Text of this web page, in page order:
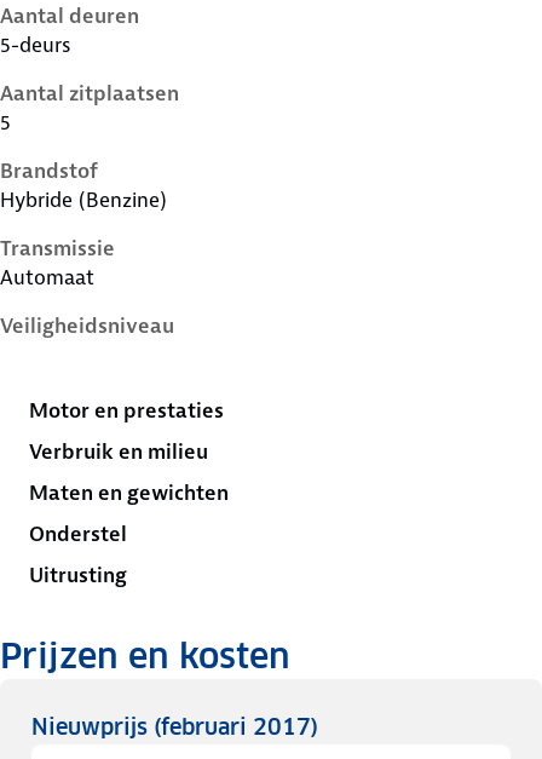
Aantal deuren
5-deurs
Aantal zitplaatsen
5
Brandstof
Hybride (Benzine)
Transmissie
Automaat
Veiligheidsniveau
Motor en prestaties
Verbruik en milieu
Maten en gewichten
Onderstel
Uitrusting
Prijzen en kosten
Nieuwprijs (februari 2017)